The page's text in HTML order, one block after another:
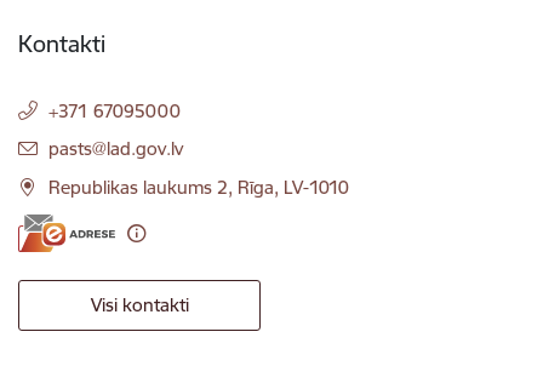
Kontakti
+371 67095000
E-pasts:
pasts@lad.gov.lv
Republikas laukums 2, Rīga, LV-1010
Visi kontakti